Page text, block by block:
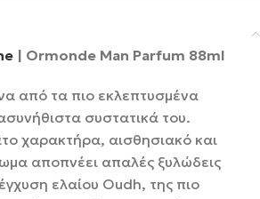
| Ormonde Man Parfum 88ml
από τα πιο εκλεπτυσμένα
συστατικά του.
χαρακτήρα, αισθησιακό και
αποπνέει απαλές ξυλώδεις
ελαίου Oudh, της πιο